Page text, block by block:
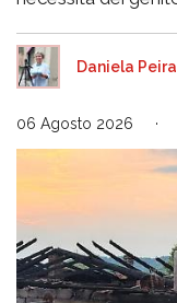
Daniela Peira
06 Agosto 2026